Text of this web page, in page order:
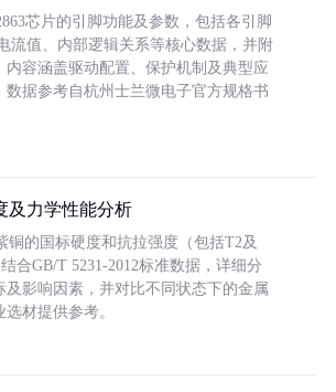
芯片的引脚功能及参数，包括各引脚
流值、内部逻辑关系等核心数据，并附
内容涵盖驱动配置、保护机制及典型应
数据参考自杭州士兰微电子官方规格书
及力学性能分析
铜的国标硬度和抗拉强度（包括T2及
合GB/T 5231-2012标准数据，详细分
及影响因素，并对比不同状态下的金属
材提供参考。